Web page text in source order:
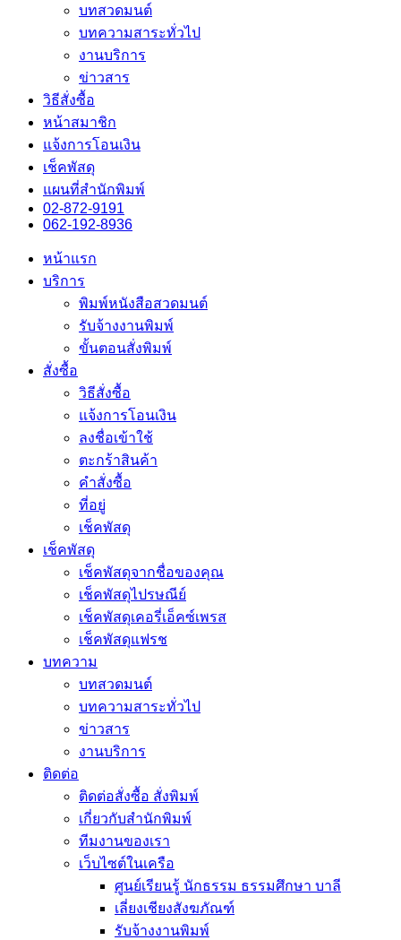
บทสวดมนต์
บทความสาระทั่วไป
งานบริการ
ข่าวสาร
วิธีสั่งซื้อ
หน้าสมาชิก
แจ้งการโอนเงิน
เช็คพัสดุ
แผนที่สำนักพิมพ์
02-872-9191
062-192-8936
หน้าแรก
บริการ
พิมพ์หนังสือสวดมนต์
รับจ้างงานพิมพ์
ขั้นตอนสั่งพิมพ์
สั่งซื้อ
วิธีสั่งซื้อ
แจ้งการโอนเงิน
ลงชื่อเข้าใช้
ตะกร้าสินค้า
คำสั่งซื้อ
ที่อยู่
เช็คพัสดุ
เช็คพัสดุ
เช็คพัสดุจากชื่อของคุณ
เช็คพัสดุไปรษณีย์
เช็คพัสดุเคอรี่เอ็คซ์เพรส
เช็คพัสดุแฟรช
บทความ
บทสวดมนต์
บทความสาระทั่วไป
ข่าวสาร
งานบริการ
ติดต่อ
ติดต่อสั่งซื้อ สั่งพิมพ์
เกี่ยวกับสำนักพิมพ์
ทีมงานของเรา
เว็บไซต์ในเครือ
ศูนย์เรียนรู้ นักธรรม ธรรมศึกษา บาลี
เลี่ยงเชียงสังฆภัณฑ์
รับจ้างงานพิมพ์